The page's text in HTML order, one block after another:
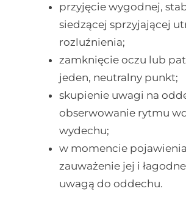
przyjęcie wygodnej,
siedzącej sprzyjającej
rozluźnienia;
zamknięcie oczu lub
jeden, neutralny punkt;
skupienie uwagi na
obserwowanie rytmu
wydechu;
w momencie
zauważenie jej i
uwagą do oddechu.